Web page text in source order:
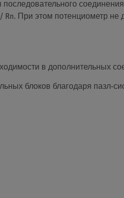
Rn. При этом потенциометр
в дополнительных
блоков благодаря пазл-